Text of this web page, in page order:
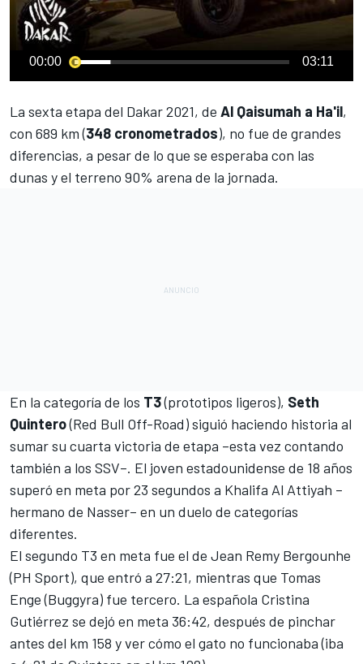
00:00 03:11
La sexta etapa del Dakar 2021, de Al Qaisumah a Ha'il,
con 689 km (348 cronometrados), no fue de grandes
diferencias, a pesar de lo que se esperaba con las
dunas y el terreno 90% arena de la jornada.
En la categoría de los T3(prototipos ligeros), Seth
Quintero(Red Bull Off-Road) siguió haciendo historia al
sumar su cuarta victoria de etapa –esta vez contando
también a los SSV–. El joven estadounidense de 18 años
superó en meta por 23 segundos a Khalifa Al Attiyah –
hermano de Nasser– en un duelo de categorías
diferentes.
El segundo T3 en meta fue el de Jean Remy Bergounhe
(PH Sport), que entró a 27:21, mientras que Tomas
Enge (Buggyra) fue tercero. La española Cristina
Gutiérrez se dejó en meta 36:42, después de pinchar
antes del km 158 y ver cómo el gato no funcionaba (iba